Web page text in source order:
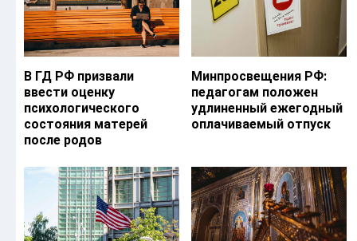
В ГД РФ призвали
ввести оценку
психологического
состояния матерей
после родов
Минпросвещения РФ:
педагогам положен
удлиненный ежегодный
оплачиваемый отпуск